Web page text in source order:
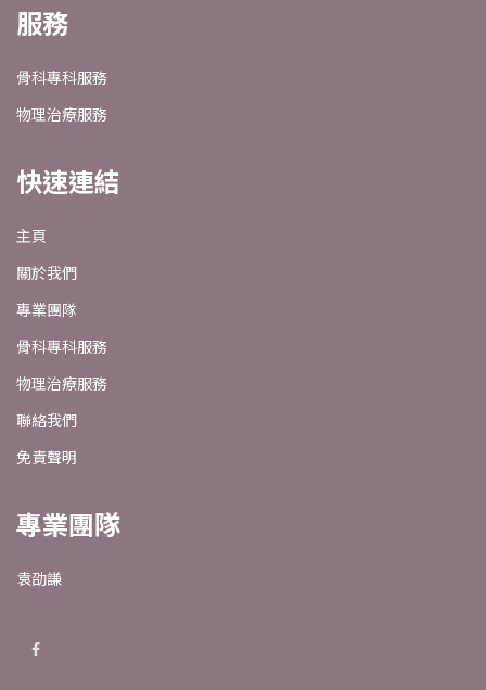
服務
骨科專科服務
物理治療服務
快速連結
主頁
關於我們
專業團隊
骨科專科服務
物理治療服務
聯絡我們
免責聲明
專業團隊
袁劭謙